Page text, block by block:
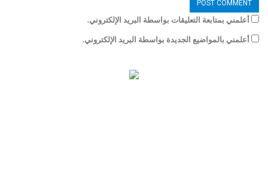
أعلمني بمتابعة التعليقات بواسطة البريد الإلكتروني.
أعلمني بالمواضيع الجديدة بواسطة البريد الإلكتروني.